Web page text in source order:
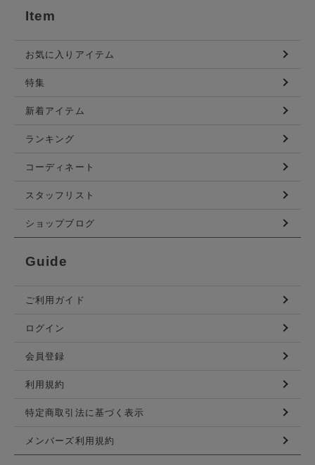
Item
お気に入りアイテム
特集
新着アイテム
ランキング
コーディネート
スタッフリスト
ショップブログ
Guide
ご利用ガイド
ログイン
会員登録
利用規約
特定商取引法に基づく表示
メンバーズ利用規約